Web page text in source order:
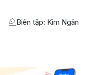
Biên tập: Kim Ngân